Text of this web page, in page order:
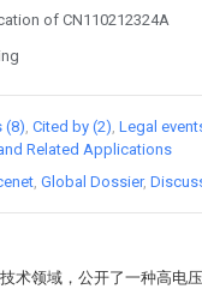
术领域，公开了一种高电
of CN110212324A
(8) Cited by (2) Legal
Related Applications
Global Dossier